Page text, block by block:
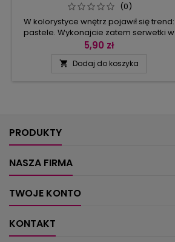
(0)
W kolorystyce wnętrz pojawił się trend:
pastele. Wykonajcie zatem serwetki w
odcieniach od delikatnego
intensywny jagodowy. W Dianie Robótki
5,90 zł
 Dodaj do koszyka
PRODUKTY
NASZA FIRMA
TWOJE KONTO
KONTAKT